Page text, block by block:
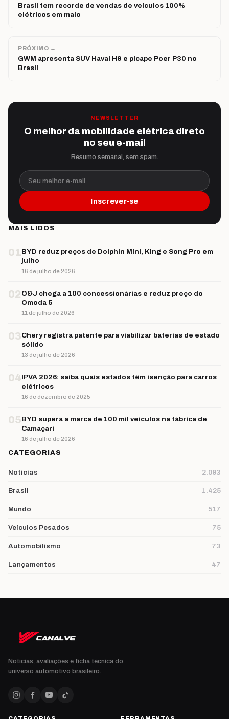
Brasil tem recorde de vendas de veículos 100%
elétricos em maio
PRÓXIMO →
GWM apresenta SUV Haval H9 e picape Poer P30 no
Brasil
NEWSLETTER
O melhor da mobilidade elétrica direto
no seu e-mail
Resumo semanal, sem spam.
Seu melhor e-mail
Inscrever-se
MAIS LIDOS
01BYD reduz preços de Dolphin Mini, King e Song Pro em
julho
16 de julho de 2026
02 O&J chega a 100 concessionárias e reduz preço do
Omoda 5
11 de julho de 2026
03Chery registra patente para viabilizar baterias de estado
sólido
13 de julho de 2026
04IPVA 2026: saiba quais estados têm isenção para carros
elétricos
16 de dezembro de 2025
05BYD supera a marca de 100 mil veículos na fábrica de
Camaçari
16 de julho de 2026
CATEGORIAS
Notícias 2.093
Brasil 1.425
Mundo 517
Veículos Pesados 75
Automobilismo 73
Lançamentos 47
Notícias, avaliações e ficha técnica do
universo automotivo brasileiro.